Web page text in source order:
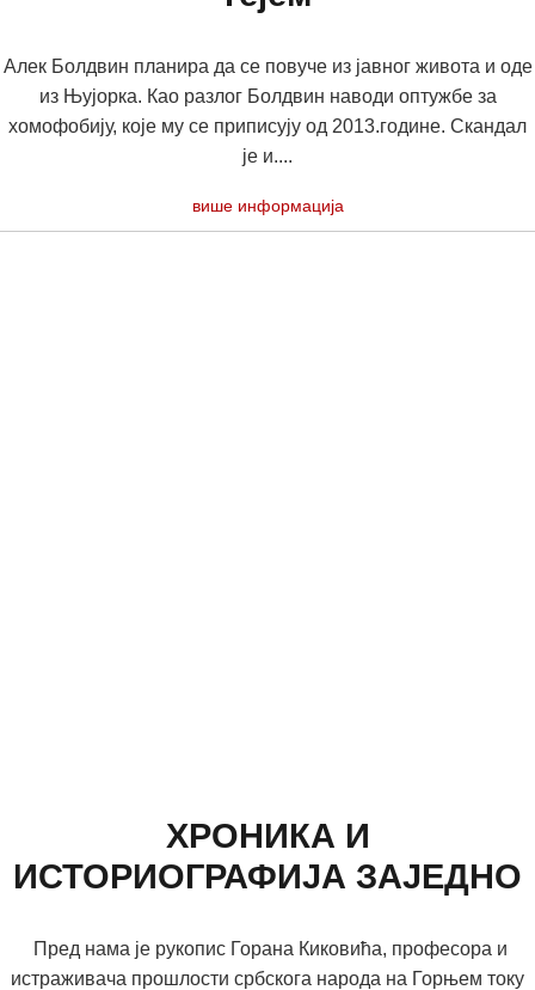
Алек Болдвин планира да се повуче из јавног живота и оде
из Њујорка. Као разлог Болдвин наводи оптужбе за
хомофобију, које му се приписују од 2013.године. Скандал
је и....
више информација
ХРОНИКА И
ИСТОРИОГРАФИЈА ЗАЈЕДНО
Пред нама је рукопис Горана Киковића, професора и
истраживача прошлости србскога народа на Горњем току